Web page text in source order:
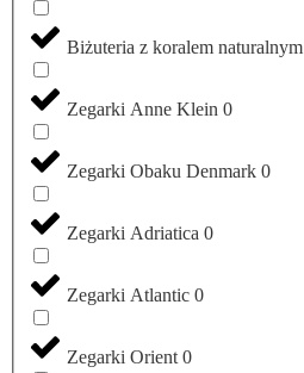
Biżuteria z koralem naturalnym
Zegarki Anne Klein 0
Zegarki Obaku Denmark 0
Zegarki Adriatica 0
Zegarki Atlantic 0
Zegarki Orient 0